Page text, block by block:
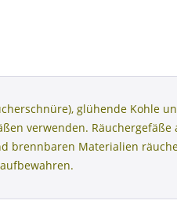
glühende Kohle
verwenden.
brennbaren Materialien